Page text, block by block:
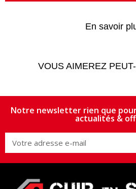
En savoir
VOUS AIMEREZ
Notre newsletter rien que
actualités &